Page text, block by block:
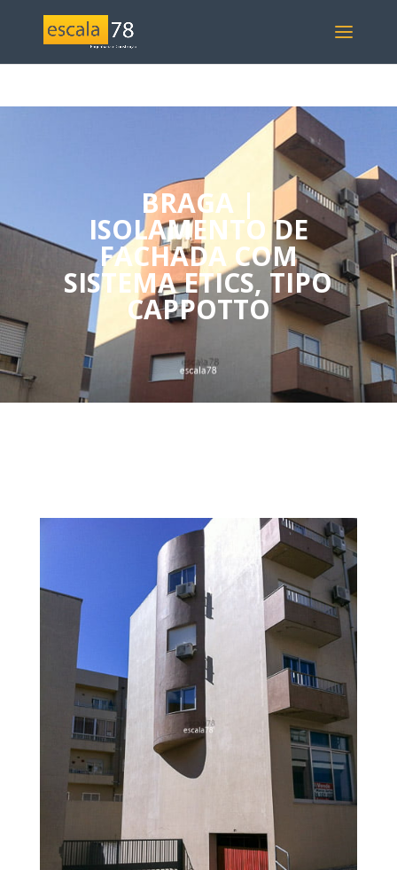
BRAGA |
ISOLAMENTO DE
FACHADA COM
SISTEMA ETICS, TIPO
CAPPOTTO